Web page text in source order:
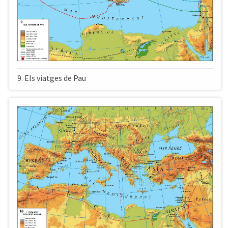
9. Els viatges de Pau